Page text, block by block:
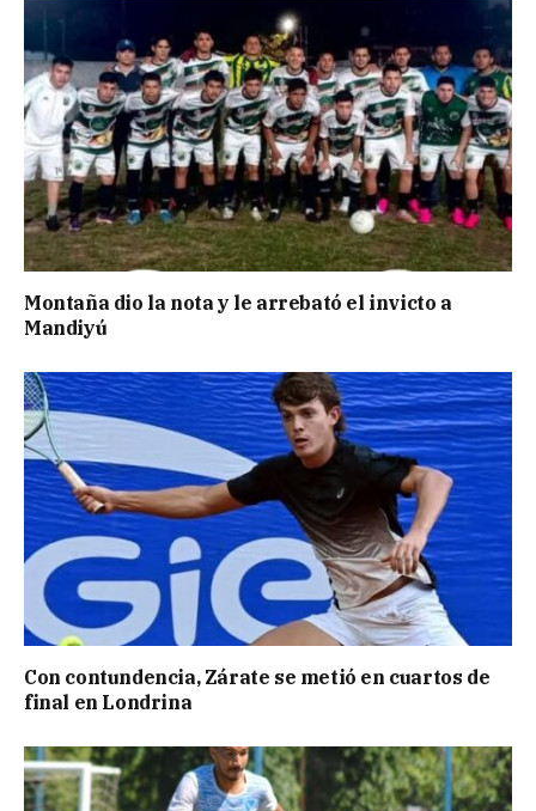
Montaña dio la nota y le arrebató el invicto a
Mandiyú
Con contundencia, Zárate se metió en cuartos de
final en Londrina